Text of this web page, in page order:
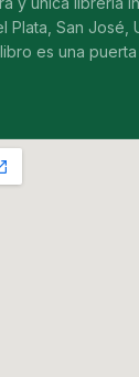
Plata, San José,
es una